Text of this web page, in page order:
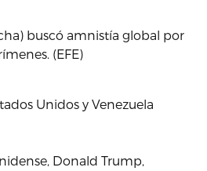
buscó amnistía global por
(EFE)
Unidos y Venezuela
Donald Trump,